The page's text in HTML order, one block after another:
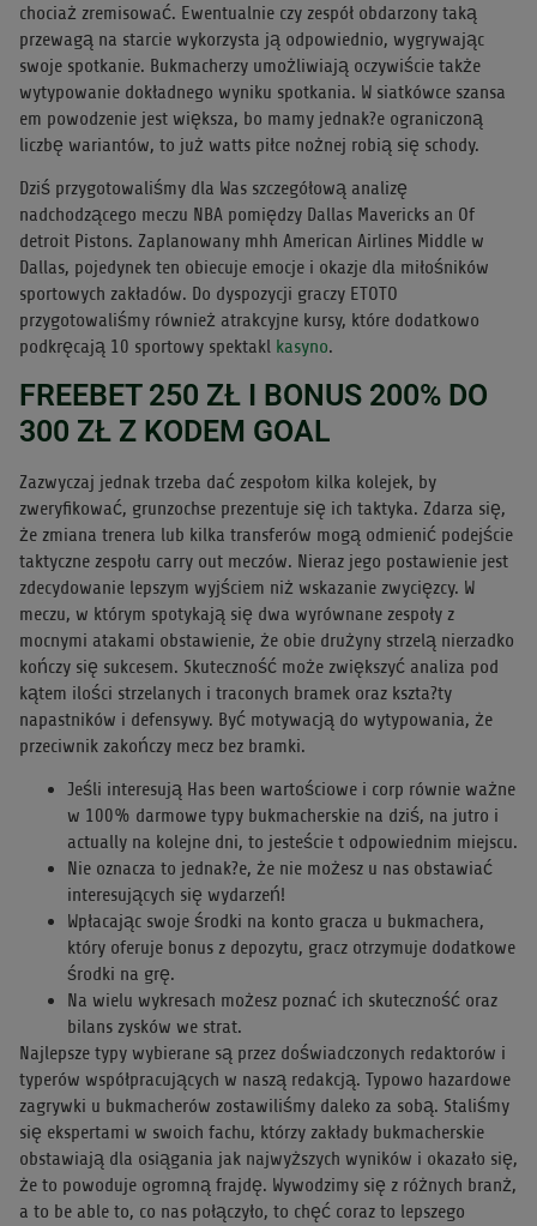
chociaż zremisować. Ewentualnie czy zespół obdarzony taką
przewagą na starcie wykorzysta ją odpowiednio, wygrywając
swoje spotkanie. Bukmacherzy umożliwiają oczywiście także
wytypowanie dokładnego wyniku spotkania. W siatkówce szansa
em powodzenie jest większa, bo mamy jednak?e ograniczoną
liczbę wariantów, to już watts piłce nożnej robią się schody.
Dziś przygotowaliśmy dla Was szczegółową analizę
nadchodzącego meczu NBA pomiędzy Dallas Mavericks an Of
detroit Pistons. Zaplanowany mhh American Airlines Middle w
Dallas, pojedynek ten obiecuje emocje i okazje dla miłośników
sportowych zakładów. Do dyspozycji graczy ETOTO
przygotowaliśmy również atrakcyjne kursy, które dodatkowo
podkręcają 10 sportowy spektakl kasyno.
FREEBET 250 ZŁ I BONUS 200% DO
300 ZŁ Z KODEM GOAL
Zazwyczaj jednak trzeba dać zespołom kilka kolejek, by
zweryfikować, grunzochse prezentuje się ich taktyka. Zdarza się,
że zmiana trenera lub kilka transferów mogą odmienić podejście
taktyczne zespołu carry out meczów. Nieraz jego postawienie jest
zdecydowanie lepszym wyjściem niż wskazanie zwycięzcy. W
meczu, w którym spotykają się dwa wyrównane zespoły z
mocnymi atakami obstawienie, że obie drużyny strzelą nierzadko
kończy się sukcesem. Skuteczność może zwiększyć analiza pod
kątem ilości strzelanych i traconych bramek oraz kszta?ty
napastników i defensywy. Być motywacją do wytypowania, że
przeciwnik zakończy mecz bez bramki.
Jeśli interesują Has been wartościowe i corp równie ważne
w 100% darmowe typy bukmacherskie na dziś, na jutro i
actually na kolejne dni, to jesteście t odpowiednim miejscu.
Nie oznacza to jednak?e, że nie możesz u nas obstawiać
interesujących się wydarzeń!
Wpłacając swoje środki na konto gracza u bukmachera,
który oferuje bonus z depozytu, gracz otrzymuje dodatkowe
środki na grę.
Na wielu wykresach możesz poznać ich skuteczność oraz
bilans zysków we strat.
Najlepsze typy wybierane są przez doświadczonych redaktorów i
typerów współpracujących w naszą redakcją. Typowo hazardowe
zagrywki u bukmacherów zostawiliśmy daleko za sobą. Staliśmy
się ekspertami w swoich fachu, którzy zakłady bukmacherskie
obstawiają dla osiągania jak najwyższych wyników i okazało się,
że to powoduje ogromną frajdę. Wywodzimy się z różnych branż,
a to be able to, co nas połączyło, to chęć coraz to lepszego